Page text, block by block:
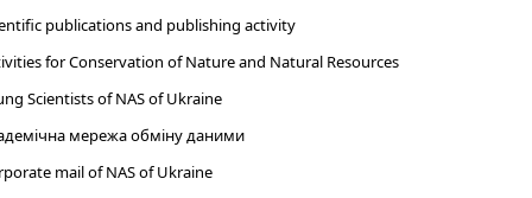
publications and publishing activity
for Conservation of Nature and Natural Resources
Scientists of NAS of Ukraine
мережа обміну даними
mail of NAS of Ukraine